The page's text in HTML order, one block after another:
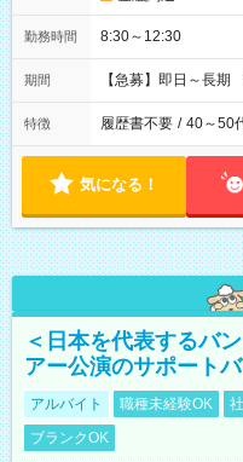
勤務時間 8:30～12:30
期間 【急募】即日～長
特徴 履歴書不要 / 40～50
気になる！
＜日本を代表するバ
アー公演のサポート
アルバイト 職種未経験OK
ブランクOK